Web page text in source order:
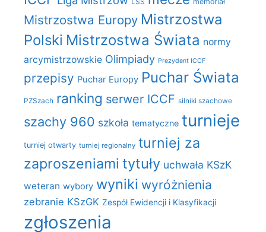
Mistrzostwa Europy Mistrzostwa
Polski Mistrzostwa Świata normy
arcymistrzowskie Olimpiady Prezydent ICCF
przepisy Puchar Europy Puchar Świata
PZSzach ranking serwer ICCF silniki szachowe
szachy 960 szkoła tematyczne turnieje
turniej otwarty turniej regionalny turniej za
zaproszeniami tytuły uchwała KSzK
weteran wybory wyniki wyróżnienia
zebranie KSzGK Zespół Ewidencji i Klasyfikacji
zgłoszenia